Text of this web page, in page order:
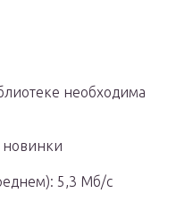
необходима
новинки
5,3 Мб/с